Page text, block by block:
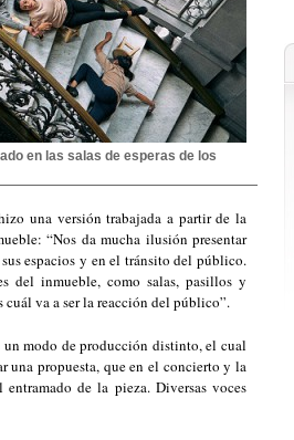
en las salas de esperas de los
una versión trabajada a partir de la
“Nos da mucha ilusión presentar
espacios y en el tránsito del público.
del inmueble, como salas, pasillos y
cuál va a ser la reacción del público”.
un modo de producción distinto, el cual
una propuesta, que en el concierto y la
de la pieza. Diversas voces